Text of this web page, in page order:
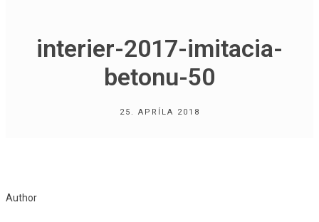
interier-2017-imitacia-
betonu-50
25. APRÍLA 2018
Author